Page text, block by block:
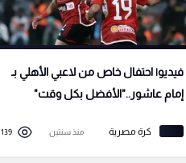
كرة مصرية
فيديو| احتفال خاص من لاعبي الأهلي بـ
إمام عاشور.."الأفضل بكل وقت"
منذ سنتين 139